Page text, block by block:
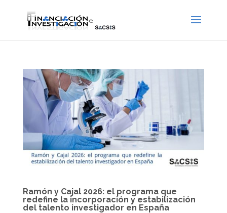
Ramón y Cajal 2026: el programa que
redefine la incorporación y estabilización
del talento investigador en España